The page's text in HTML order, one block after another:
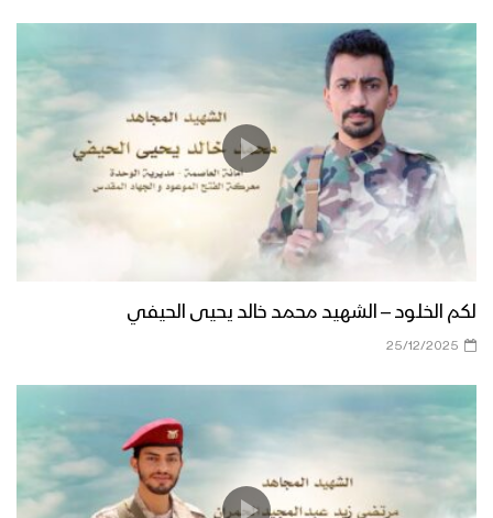
لكم الخلود – الشهيد محمد خالد يحيى الحيفي
25/12/2025